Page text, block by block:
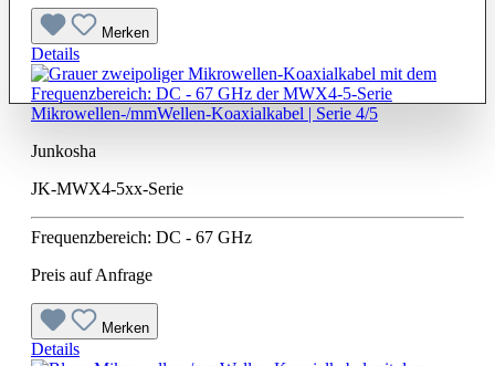
Merken
Details
Mikrowellen-/mmWellen-Koaxialkabel | Serie 4/5
Junkosha
JK-MWX4-5xx-Serie
Frequenzbereich: DC - 67 GHz
Preis auf Anfrage
Merken
Details